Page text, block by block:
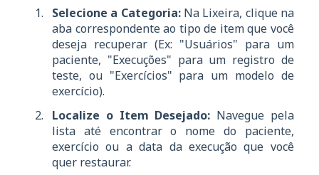
Selecione a Categoria:Na Lixeira, clique na
aba correspondente ao tipo de item que você
deseja recuperar (Ex: "Usuários" para um
paciente, "Execuções" para um registro de
teste, ou "Exercícios" para um modelo de
exercício).
Localize o Item Desejado: Navegue pela
lista até encontrar o nome do paciente,
exercício ou a data da execução que você
quer restaurar.